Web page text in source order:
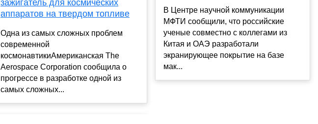
зажигатель для космических
аппаратов на твердом топливе
Одна из самых сложных проблем
современной
космонавтикиАмериканская The
Aerospace Corporation сообщила о
прогрессе в разработке одной из
самых сложных...
В Центре научной коммуникации
МФТИ сообщили, что российские
ученые совместно с коллегами из
Китая и ОАЭ разработали
экранирующее покрытие на базе
мак...